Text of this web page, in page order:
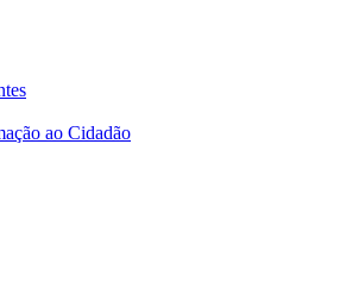
ao Cidadão